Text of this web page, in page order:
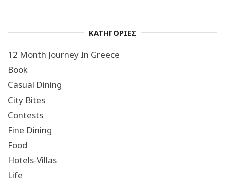
ΚΑΤΗΓΟΡΙΕΣ
12 Month Journey In Greece
Book
Casual Dining
City Bites
Contests
Fine Dining
Food
Hotels-Villas
Life